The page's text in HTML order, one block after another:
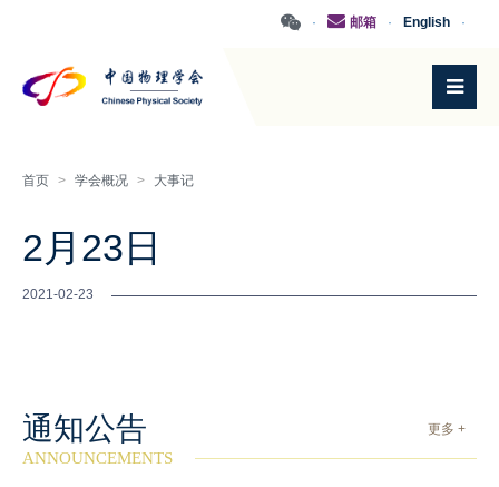
·
English
·
邮箱
·
首页 > 学会概况 > 大事记
2月23日
2021-02-23
通知公告 更多 +
ANNOUNCEMENTS